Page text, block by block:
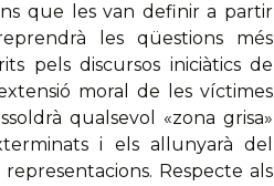
que les van definir a partir
les qüestions més
pels discursos iniciàtics de
moral de les víctimes
qualsevol «zona grisa»
i els allunyarà del
Respecte als